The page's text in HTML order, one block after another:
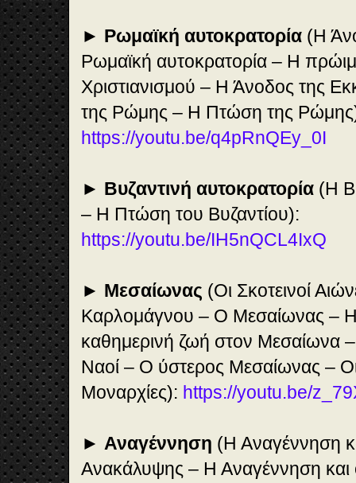
► Ρωμαϊκή αυτοκρατορία (Η
Ρωμαϊκή αυτοκρατορία – Η
Χριστιανισμού – Η Άνοδος της
της Ρώμης – Η Πτώση της
https://youtu.be/q4pRnQEy_0I
► Βυζαντινή αυτοκρατορία (Η
– Η Πτώση του Βυζαντίου):
https://youtu.be/IH5nQCL4IxQ
► Μεσαίωνας (Οι Σκοτεινοί
Καρλομάγνου – Ο Μεσαίωνας –
καθημερινή ζωή στον Μεσαίωνα –
Ναοί – Ο ύστερος Μεσαίωνας – Οι
Μοναρχίες): https://youtu.be/
► Αναγέννηση (Η Αναγέννηση
Ανακάλυψης – Η Αναγέννηση